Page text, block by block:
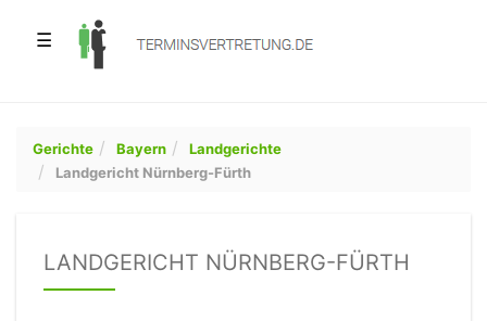
☰
Gerichte Bayern
Landgerichte
Landgericht Nürnberg-Fürth
LANDGERICHT NÜRNBERG-FÜRTH